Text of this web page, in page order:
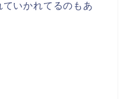
いかれてるのもあ